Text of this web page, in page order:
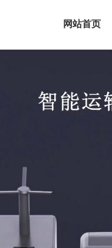
网站首页